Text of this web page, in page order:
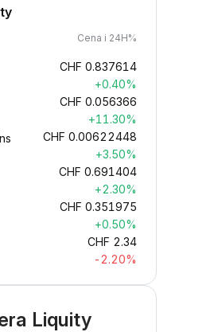
Cena i 24H%
CHF 0.837614
+0.40%
CHF 0.056366
+11.30%
CHF 0.00622448
+3.50%
CHF 0.691404
+2.30%
CHF 0.351975
+0.50%
CHF 2.34
-2.20%
Liquity